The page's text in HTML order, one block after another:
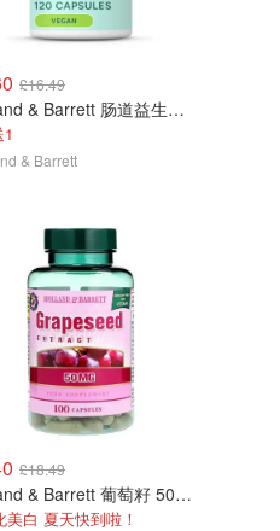
£16.49
Holland & Barrett 肠道益生菌30亿 120粒
& Barrett
£18.49
Holland & Barrett 葡萄籽 50mg 100粒
美白 夏天快到啦！